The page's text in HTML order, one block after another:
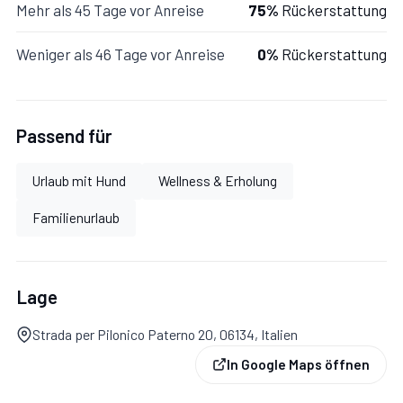
Mit Küche, Wohnküche.
Kühlschrank, Tiefkühler, Ofen, Italienische
Wohnküche:Esstisch, Sofa, Sessel, Kamin, WiFi
Ausgang auf die Terrasse.
Mehr als 45 Tage vor Anreise 75% Rückerstattung
Weniger als 46 Tage vor Anreise 0% Rückerstattung
Passend für
Urlaub mit Hund Wellness & Erholung
Familienurlaub
Lage
Strada per Pilonico Paterno 20, 06134, Italien
In Google Maps öffnen